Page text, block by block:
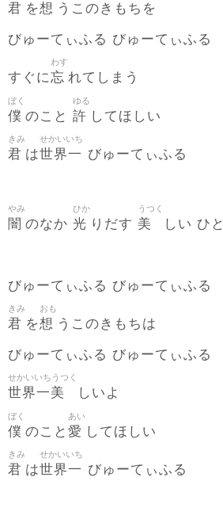
君 を想 うこのきもちを
びゅーてぃふる びゅーてぃふる
すぐに忘
わす
れてしまう
僕
ぼく
のこと 許
ゆる
してほしい
君
きみ
は世界一
せかいいち
びゅーてぃふる
闇
やみ
のなか 光
ひか
りだす 美
うつく
しい ひと
びゅーてぃふる びゅーてぃふる
君
きみ
を想
おも
うこのきもちは
びゅーてぃふる びゅーてぃふる
世界一美
せかいいちうつく
しいよ
僕
ぼく
のこと 愛
あい
してほしい
君
きみ
は世界一
せかいいち
びゅーてぃふる